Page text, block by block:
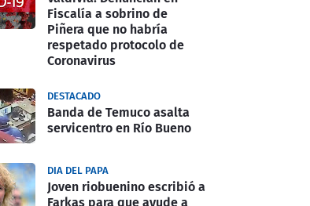
Fiscalía a sobrino de
Piñera que no habría
respetado protocolo de
Coronavirus
DESTACADO
Banda de Temuco asalta
servicentro en Río Bueno
DIA DEL PAPA
Joven riobuenino escribió a
Farkas para que ayude a